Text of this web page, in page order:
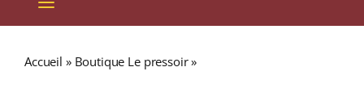
Toggle
Navigation
Accueil » Boutique Le pressoir»